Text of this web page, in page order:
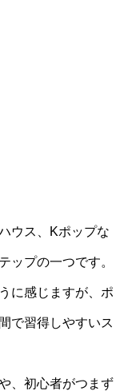
ウス、Kポップな
ップの一つです。
に感じますが、ポ
で習得しやすいス
、初心者がつまず